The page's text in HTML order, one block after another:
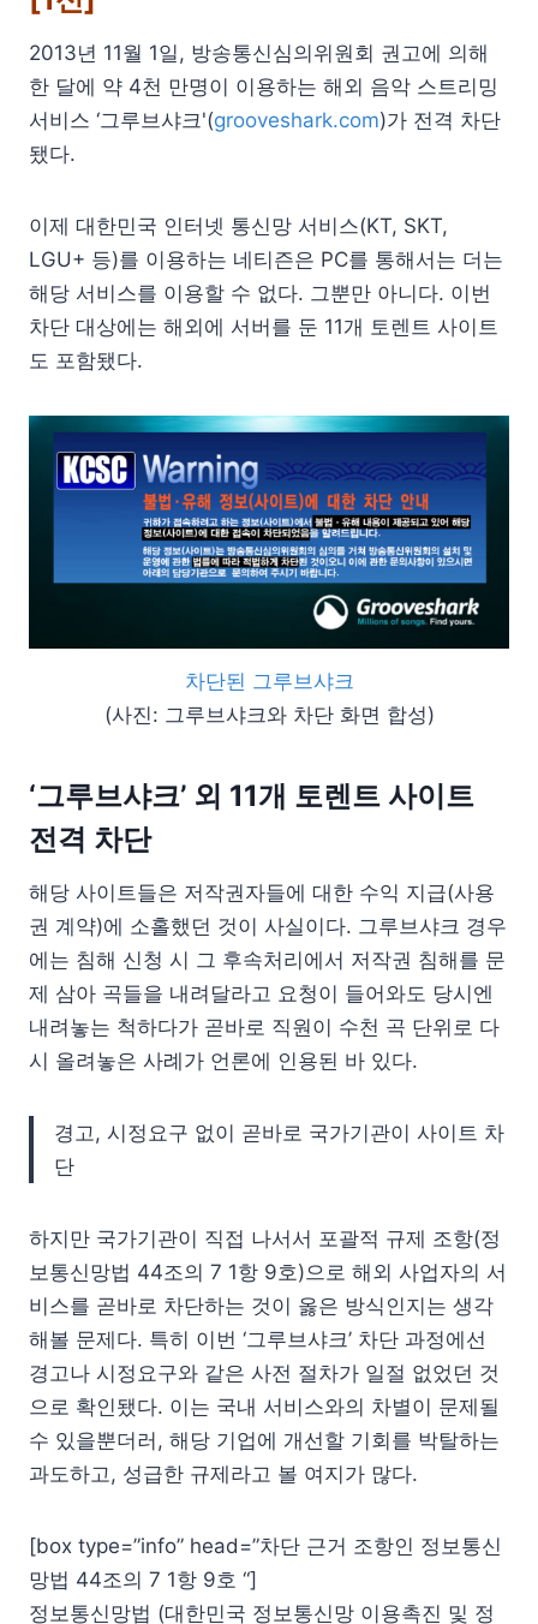
2013년 11월 1일, 방송통신심의위원회 권고에 의해
한 달에 약 4천 만명이 이용하는 해외 음악 스트리밍
서비스 ‘그루브샤크'(grooveshark.com)가 전격 차단
됐다.
이제 대한민국 인터넷 통신망 서비스(KT, SKT,
LGU+ 등)를 이용하는 네티즌은 PC를 통해서는 더는
해당 서비스를 이용할 수 없다. 그뿐만 아니다. 이번
차단 대상에는 해외에 서버를 둔 11개 토렌트 사이트
도 포함됐다.
차단된 그루브샤크
(사진: 그루브샤크와 차단 화면 합성)
‘그루브샤크’ 외 11개 토렌트 사이트
전격 차단
해당 사이트들은 저작권자들에 대한 수익 지급(사용
권 계약)에 소홀했던 것이 사실이다. 그루브샤크 경우
에는 침해 신청 시 그 후속처리에서 저작권 침해를 문
제 삼아 곡들을 내려달라고 요청이 들어와도 당시엔
내려놓는 척하다가 곧바로 직원이 수천 곡 단위로 다
시 올려놓은 사례가 언론에 인용된 바 있다.
경고, 시정요구 없이 곧바로 국가기관이 사이트 차
단
하지만 국가기관이 직접 나서서 포괄적 규제 조항(정
보통신망법 44조의 7 1항 9호)으로 해외 사업자의 서
비스를 곧바로 차단하는 것이 옳은 방식인지는 생각
해볼 문제다. 특히 이번 ‘그루브샤크’ 차단 과정에선
경고나 시정요구와 같은 사전 절차가 일절 없었던 것
으로 확인됐다. 이는 국내 서비스와의 차별이 문제될
수 있을뿐더러, 해당 기업에 개선할 기회를 박탈하는
과도하고, 성급한 규제라고 볼 여지가 많다.
[box type=”info” head=”차단 근거 조항인 정보통신
망법 44조의 7 1항 9호 “]
정보통신망법 (대한민국 정보통신망 이용촉진 및 정